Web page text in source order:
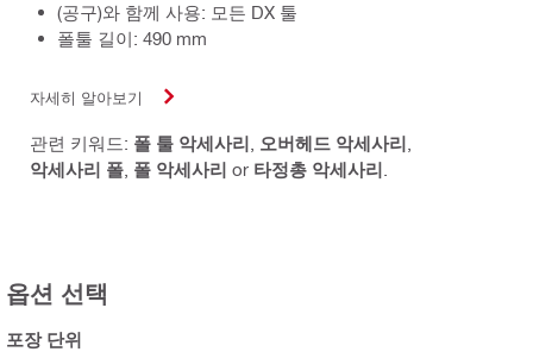
(공구)와 함께 사용: 모든 DX 툴
폴툴 길이: 490 mm
자세히 알아보기
관련 키워드: 폴 툴 악세사리 오버헤드 악세사리
악세사리 폴 폴 악세사리 or 타정총 악세사리
옵션 선택
포장 단위